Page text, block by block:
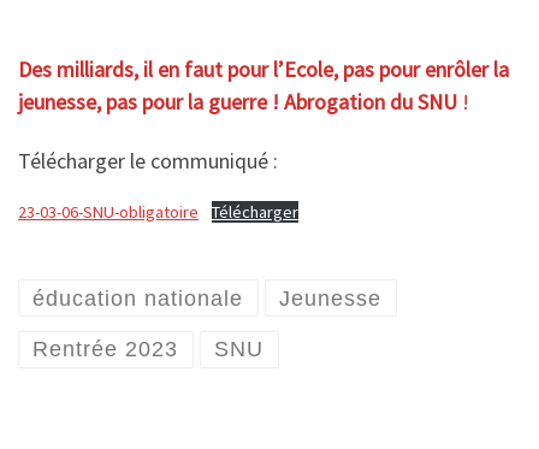
Des milliards, il en faut pour l’Ecole, pas pour enrôler la
jeunesse, pas pour la guerre ! Abrogation duSNU !
Télécharger le communiqué :
23-03-06-SNU-obligatoire Télécharger
éducation nationale Jeunesse
Rentrée 2023 SNU